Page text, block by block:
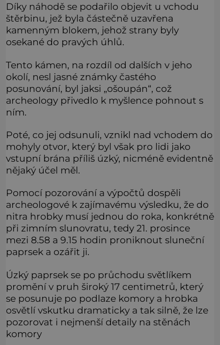
Díky náhodě se podařilo objevit u vchodu
štěrbinu, jež byla částečně uzavřena
kamenným blokem, jehož strany byly
osekané do pravých úhlů.
Tento kámen, na rozdíl od dalších v jeho
okolí, nesl jasné známky častého
posunování, byl jaksi „ošoupán“, což
archeology přivedlo k myšlence pohnout s
ním.
Poté, co jej odsunuli, vznikl nad vchodem do
mohyly otvor, který byl však pro lidi jako
vstupní brána příliš úzký, nicméně evidentně
nějaký účel měl.
Pomocí pozorování a výpočtů dospěli
archeologové k zajímavému výsledku, že do
nitra hrobky musí jednou do roka, konkrétně
při zimním slunovratu, tedy 21. prosince
mezi 8.58 a 9.15 hodin proniknout sluneční
paprsek a ozářit ji.
Úzký paprsek se po průchodu světlíkem
promění v pruh široký 17 centimetrů, který
se posunuje po podlaze komory a hrobka
osvětlí vskutku dramaticky a tak silně, že lze
pozorovat i nejmenší detaily na stěnách
komory